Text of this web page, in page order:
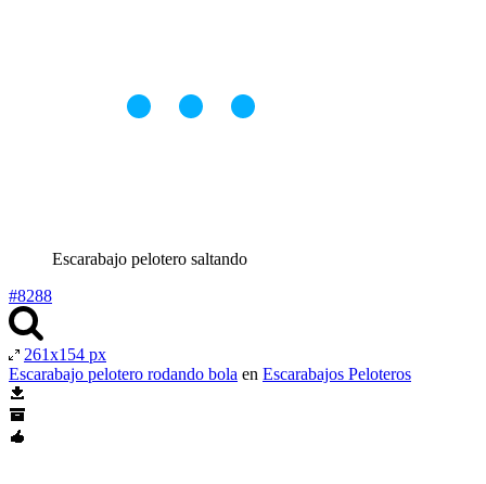
Escarabajo pelotero saltando
#8288
261x154 px
Escarabajo pelotero rodando bola en Escarabajos Peloteros